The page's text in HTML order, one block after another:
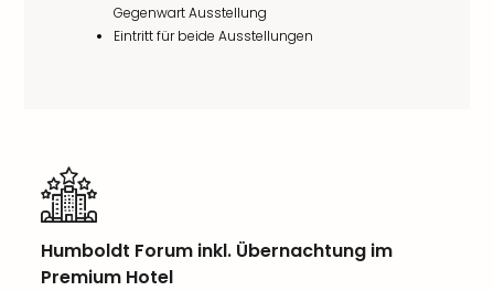
Gegenwart Ausstellung
Eintritt für beide Ausstellungen
Humboldt Forum inkl. Übernachtung im
Premium Hotel